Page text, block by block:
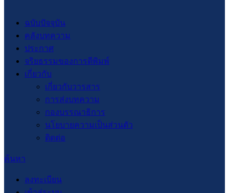
ฉบับปัจจุบัน
คลังบทความ
ประกาศ
จริยธรรมของการตีพิมพ์
เกี่ยวกับ
เกี่ยวกับวารสาร
การส่งบทความ
กองบรรณาธิการ
นโยบายความเป็นส่วนตัว
ติดต่อ
ค้นหา
ลงทะเบียน